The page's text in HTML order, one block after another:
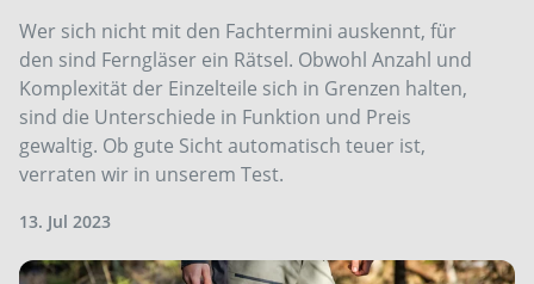
Wer sich nicht mit den Fachtermini auskennt, für
den sind Ferngläser ein Rätsel. Obwohl Anzahl und
Komplexität der Einzelteile sich in Grenzen halten,
sind die Unterschiede in Funktion und Preis
gewaltig. Ob gute Sicht automatisch teuer ist,
verraten wir in unserem Test.
13. Jul 2023